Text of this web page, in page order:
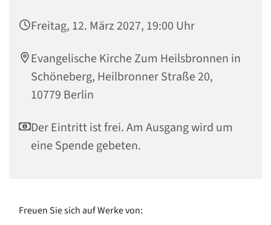
Freitag, 12. März 2027, 19:00 Uhr
Evangelische Kirche Zum Heilsbronnen in
Schöneberg, Heilbronner Straße 20,
10779 Berlin
Der Eintritt ist frei. Am Ausgang wird um
eine Spende gebeten.
Freuen Sie sich auf Werke von: